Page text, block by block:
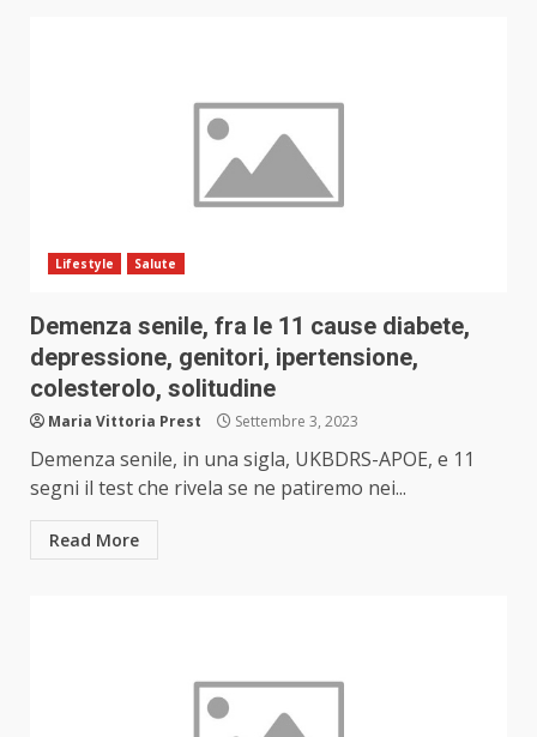
Lifestyle Salute
Demenza senile, fra le 11 cause diabete,
depressione, genitori, ipertensione,
colesterolo, solitudine
Maria Vittoria Prest Settembre 3, 2023
Demenza senile, in una sigla, UKBDRS-APOE, e 11
segni il test che rivela se ne patiremo nei...
Read More